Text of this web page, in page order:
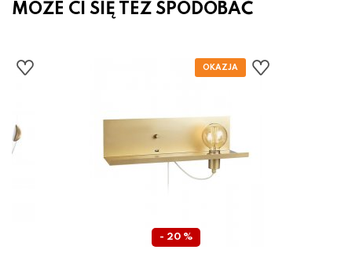
MOŻE CI SIĘ TEŻ SPODOBAĆ
- 20 %